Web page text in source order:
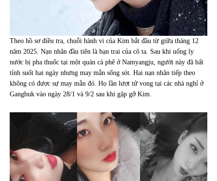
Theo hồ sơ điều tra, chuỗi hành vi của Kim bắt đầu từ giữa tháng 12
năm 2025. Nạn nhân đầu tiên là bạn trai của cô ta. Sau khi uống ly
nước bị pha thuốc tại một quán cà phê ở Namyangju, người này đã bất
tỉnh suốt hai ngày nhưng may mắn sống sót. Hai nạn nhân tiếp theo
không có được sự may mắn đó. Họ lần lượt tử vong tại các nhà nghỉ ở
Gangbuk vào ngày 28/1 và 9/2 sau khi gặp gỡ Kim.